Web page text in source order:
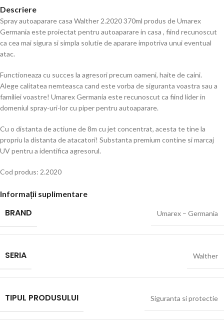
Descriere
Spray autoaparare casa Walther 2.2020 370ml produs de Umarex
Germania este proiectat pentru autoaparare in casa , fiind recunoscut
ca cea mai sigura si simpla solutie de aparare impotriva unui eventual
atac.
Functioneaza cu succes la agresori precum oameni, haite de caini.
Alege calitatea nemteasca cand este vorba de siguranta voastra sau a
familiei voastre! Umarex Germania este recunoscut ca fiind lider in
domeniul spray-uri-lor cu piper pentru autoaparare.
Cu o distanta de actiune de 8m cu jet concentrat, acesta te tine la
propriu la distanta de atacatori! Substanta premium contine si marcaj
UV pentru a identifica agresorul.
Cod produs: 2.2020
Informații suplimentare
BRAND Umarex – Germania
SERIA Walther
TIPUL PRODUSULUI Siguranta si protectie